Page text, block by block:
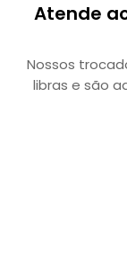
Atende
Nossos
libras e são